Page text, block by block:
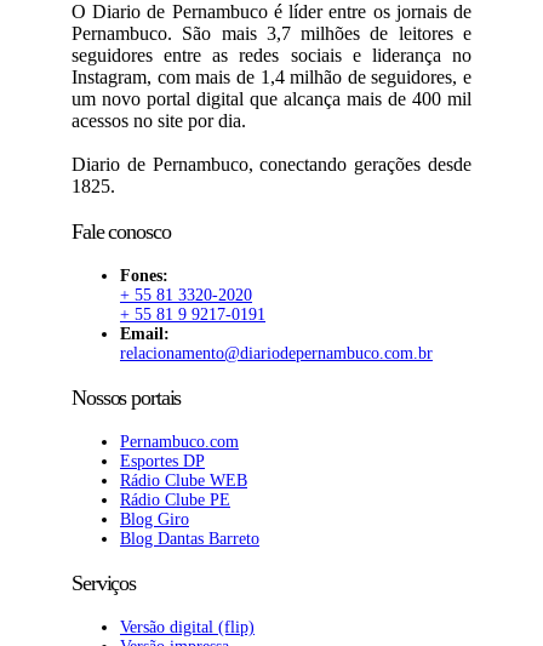
O Diario de Pernambuco é líder entre os jornais de
Pernambuco. São mais 3,7 milhões de leitores e
seguidores entre as redes sociais e liderança no
Instagram, com mais de 1,4 milhão de seguidores, e
um novo portal digital que alcança mais de 400 mil
acessos no site por dia.
Diario de Pernambuco, conectando gerações desde
1825.
Fale conosco
Fones:
+ 55 81 3320-2020
+ 55 81 9 9217-0191
Email:
relacionamento@diariodepernambuco.com.br
Nossos portais
Pernambuco.com
Esportes DP
Rádio Clube WEB
Rádio Clube PE
Blog Giro
Blog Dantas Barreto
Serviços
Versão digital (flip)